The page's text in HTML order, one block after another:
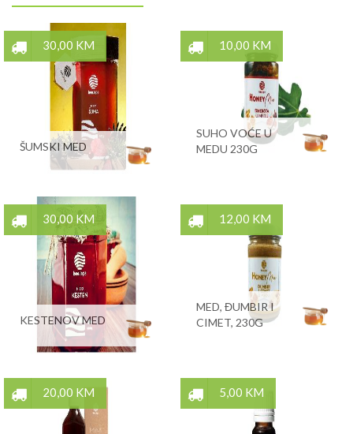
30,00 KM
ŠUMSKI MED
10,00 KM
SUHO VOĆE U
MEDU 230G
30,00 KM
KESTENOV MED
12,00 KM
MED, ĐUMBIR I
CIMET, 230G
20,00 KM 5,00 KM